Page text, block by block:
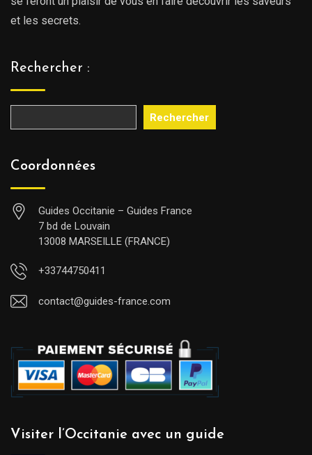
et les secrets.
Rechercher :
Rechercher
Coordonnées
Guides Occitanie – Guides France
7 bd de Louvain
13008 MARSEILLE (FRANCE)
+33744750411
contact@guides-france.com
Visiter l’Occitanie avec un guide